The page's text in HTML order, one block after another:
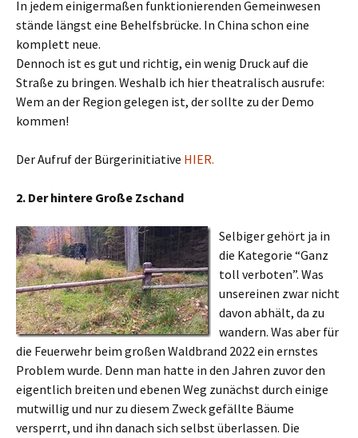
In jedem einigermaßen funktionierenden Gemeinwesen
stände längst eine Behelfsbrücke. In China schon eine
komplett neue.
Dennoch ist es gut und richtig, ein wenig Druck auf die
Straße zu bringen. Weshalb ich hier theatralisch ausrufe:
Wem an der Region gelegen ist, der sollte zu der Demo
kommen!
Der Aufruf der Bürgerinitiative HIER.
2. Der hintere Große Zschand
Selbiger gehört ja in
die Kategorie “Ganz
toll verboten”. Was
unsereinen zwar nicht
davon abhält, da zu
wandern. Was aber für
die Feuerwehr beim großen Waldbrand 2022 ein ernstes
Problem wurde. Denn man hatte in den Jahren zuvor den
eigentlich breiten und ebenen Weg zunächst durch einige
mutwillig und nur zu diesem Zweck gefällte Bäume
versperrt, und ihn danach sich selbst überlassen. Die